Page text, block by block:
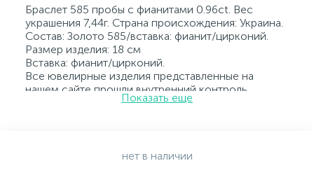
Браслет 585 пробы с фианитами 0.96ct. Вес
украшения 7,44г. Страна происхождения: Украина.
Состав: Золото 585/вставка: фианит/цирконий.
Размер изделия: 18 см
Вставка: фианит/цирконий.
Все ювелирные изделия представленные на
нашем сайте прошли внутренний контроль
качества, а также контроль государственной
указанием всех параметров.*Цвета изделий на
Показать еще
нет в наличии